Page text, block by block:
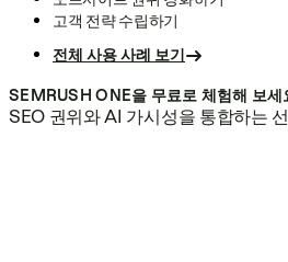
고객 전략 수립하기
전체 사용 사례 보기
SEMRUSH ONE을 무료로 체험해 보세
SEO 권위와 AI 가시성을 통합하는